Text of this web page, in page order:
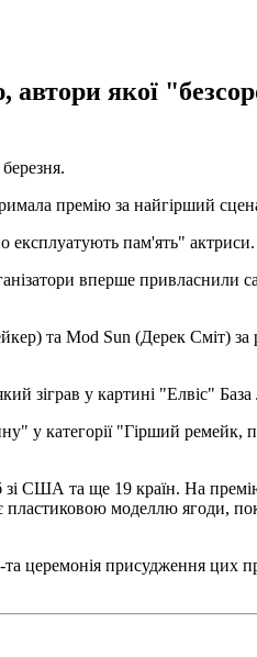
якої
премію за найгірший
експлуатують пам'ять" актриси.
вперше привласнили
та Mod Sun (Дерек Сміт)
зіграв у картині "Елвіс"
у категорії "Гірший ремейк,
зі США та ще 19 країн. На
пластиковою моделлю ягоди,
та церемонія присудження цих